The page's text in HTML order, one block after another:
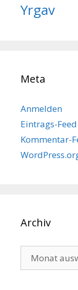
Yrgav
Meta
Anmelden
Eintrags-Feed
Kommentar-
Archiv